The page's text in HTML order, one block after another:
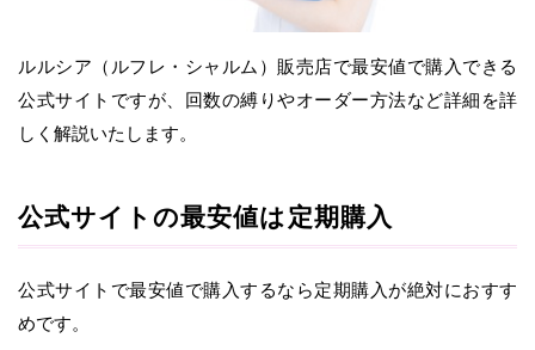
ルルシア（ルフレ・シャルム）販売店で最安値で購入できる
公式サイトですが、回数の縛りやオーダー方法など詳細を詳
しく解説いたします。
公式サイトの最安値は定期購入
公式サイトで最安値で購入するなら定期購入が絶対におすす
めです。